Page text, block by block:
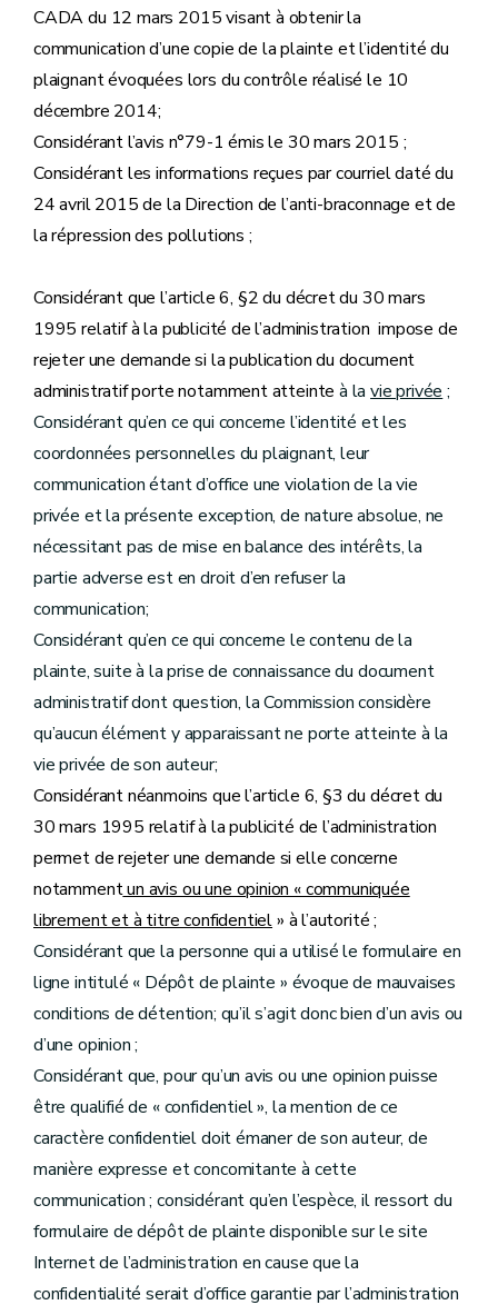
CADA du 12 mars 2015 visant à obtenir la
communication d’une copie de la plainte et l’identité du
plaignant évoquées lors du contrôle réalisé le 10
décembre 2014;
Considérant l’avis n°79-1 émis le 30 mars 2015 ;
Considérant les informations reçues par courriel daté du
24 avril 2015 de la Direction de l’anti-braconnage et de
la répression des pollutions ;
Considérant que l’article 6, §2 du décret du 30 mars
1995 relatif à la publicité de l’administration impose de
rejeter une demande si la publication du document
administratif porte notamment atteinte à lavie privée ;
Considérant qu’en ce qui concerne l’identité et les
coordonnées personnelles du plaignant, leur
communication étant d’office une violation de la vie
privée et la présente exception, de nature absolue, ne
nécessitant pas de mise en balance des intérêts, la
partie adverse est en droit d’en refuser la
communication;
Considérant qu’en ce qui concerne le contenu de la
plainte, suite à la prise de connaissance du document
administratif dont question, la Commission considère
qu’aucun élément y apparaissant ne porte atteinte à la
vie privée de son auteur;
Considérant néanmoins que l’article 6, §3 du décret du
30 mars 1995 relatif à la publicité de l’administration
permet de rejeter une demande si elle concerne
notammentun avis ou une opinion « communiquée
librement et à titre confidentiel» à l’autorité ;
Considérant que la personne qui a utilisé le formulaire en
ligne intitulé « Dépôt de plainte » évoque de mauvaises
conditions de détention; qu’il s’agit donc bien d’un avis ou
d’une opinion ;
Considérant que, pour qu’un avis ou une opinion puisse
être qualifié de « confidentiel », la mention de ce
caractère confidentiel doit émaner de son auteur, de
manière expresse et concomitante à cette
communication ; considérant qu’en l’espèce, il ressort du
formulaire de dépôt de plainte disponible sur le site
Internet de l’administration en cause que la
confidentialité serait d’office garantie par l’administration